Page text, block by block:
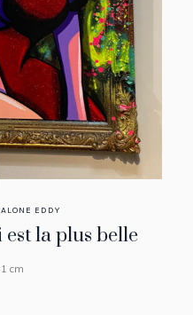
EDDY
la plus belle
cm